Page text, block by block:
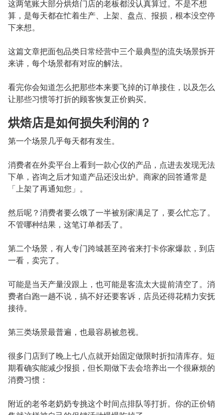
这两笔账大部分烘焙门店的老板都没认真算过。不是不想
算，是每天都在忙着生产、上架、盘点、报损，根本没空停
下来想。
这篇文章把面包品类日常经营中三个最典型的流失场景拆开
来讲，每个场景都有对应的解法。
看完你会知道怎么把那些本来要飞掉的订单接住，以及怎么
让那些习惯等打折的顾客恢复正价购买。
烘焙店是如何损失利润的？
第一个场景几乎每天都有发生。
消费者在外卖平台上看到一款心仪的产品，点进去发现无法
下单，咨询之后才知道产品还没出炉。商家的回答通常是
「上架了再通知您」。
然后呢？消费者要么饿了一半被别家满足了，要么忙忘了。
不管哪种结果，这笔订单都丢了。
第二个场景，有人专门跨城甚至跨省来打卡你家爆款，到店
一看，卖完了。
可能是当天产量没跟上，也可能是客流太大提前清空了。消
费者白跑一趟不说，搞不好还要客诉，店员还得花精力安抚
接待。
第三类场景最普遍，也最容易被忽视。
很多门店到了晚上七八点就开始固定做限时折扣清库存。短
期看确实能减少报损，但长期做下去会培养出一个很麻烦的
消费习惯：
附近的老爷老奶奶专挑这个时间点排队等打折。你的正价销